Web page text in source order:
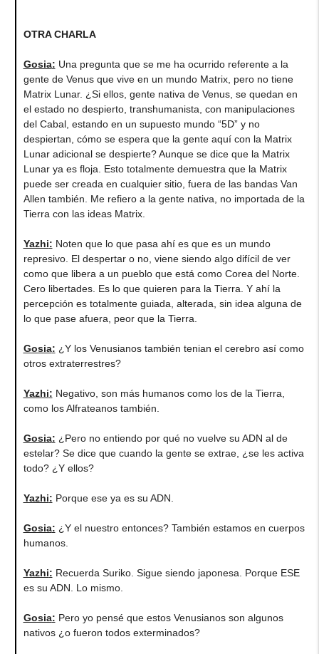
OTRA CHARLA
Gosia: Una pregunta que se me ha ocurrido referente a la
gente de Venus que vive en un mundo Matrix, pero no tiene
Matrix Lunar. ¿Si ellos, gente nativa de Venus, se quedan en
el estado no despierto, transhumanista, con manipulaciones
del Cabal, estando en un supuesto mundo “5D” y no
despiertan, cómo se espera que la gente aquí con la Matrix
Lunar adicional se despierte? Aunque se dice que la Matrix
Lunar ya es floja. Esto totalmente demuestra que la Matrix
puede ser creada en cualquier sitio, fuera de las bandas Van
Allen también. Me refiero a la gente nativa, no importada de la
Tierra con las ideas Matrix.
Yazhi: Noten que lo que pasa ahí es que es un mundo
represivo. El despertar o no, viene siendo algo difícil de ver
como que libera a un pueblo que está como Corea del Norte.
Cero libertades. Es lo que quieren para la Tierra. Y ahí la
percepción es totalmente guiada, alterada, sin idea alguna de
lo que pase afuera, peor que la Tierra.
Gosia: ¿Y los Venusianos también tenian el cerebro así como
otros extraterrestres?
Yazhi: Negativo, son más humanos como los de la Tierra,
como los Alfrateanos también.
Gosia: ¿Pero no entiendo por qué no vuelve su ADN al de
estelar? Se dice que cuando la gente se extrae, ¿se les activa
todo? ¿Y ellos?
Yazhi: Porque ese ya es su ADN.
Gosia: ¿Y el nuestro entonces? También estamos en cuerpos
humanos.
Yazhi: Recuerda Suriko. Sigue siendo japonesa. Porque ESE
es su ADN. Lo mismo.
Gosia: Pero yo pensé que estos Venusianos son algunos
nativos ¿o fueron todos exterminados?